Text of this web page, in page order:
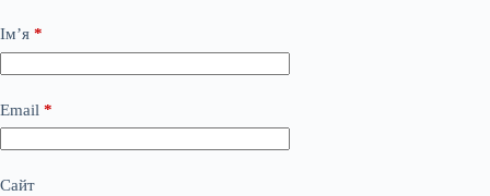
Ім’я *
Email *
Сайт